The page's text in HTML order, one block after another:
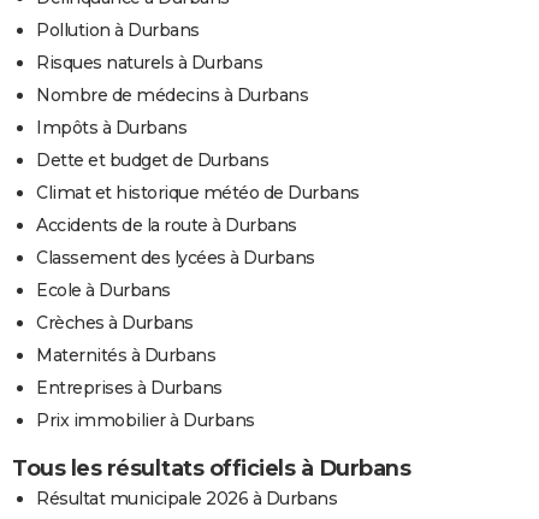
Pollution à Durbans
Risques naturels à Durbans
Nombre de médecins à Durbans
Impôts à Durbans
Dette et budget de Durbans
Climat et historique météo de Durbans
Accidents de la route à Durbans
Classement des lycées à Durbans
Ecole à Durbans
Crèches à Durbans
Maternités à Durbans
Entreprises à Durbans
Prix immobilier à Durbans
Tous les résultats officiels à Durbans
Résultat municipale 2026 à Durbans